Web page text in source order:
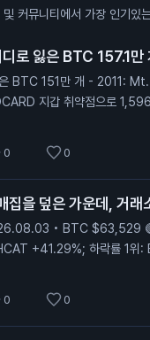
커뮤니티에서 가장 인기있
로 잃은 BTC 157.1만
은 BTC 151만 개 - 2011:
지갑 취약점으로
0 0
집을 덮은 가운데, 거
• BTC $63,529
+41.29%; 하락률 1위:
스닥 +1.78%에도 불구하
강하게 올랐는데 크립토는 제자리. S&P 500이 1.4
12.2억 달러 순유출과 공포
이 이를 확인. 본문 및 차트 기준
0 0